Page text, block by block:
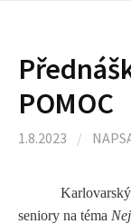
POMOC
1.8.2023 /
seniory na téma